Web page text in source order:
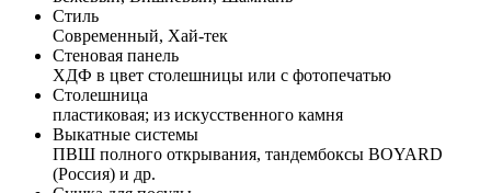
Стиль
Современный, Хай-тек
Стеновая панель
ХДФ в цвет столешницы или с фотопечатью
Столешница
пластиковая; из искусственного камня
Выкатные системы
ПВШ полного открывания, тандембоксы BOYARD
(Россия) и др.